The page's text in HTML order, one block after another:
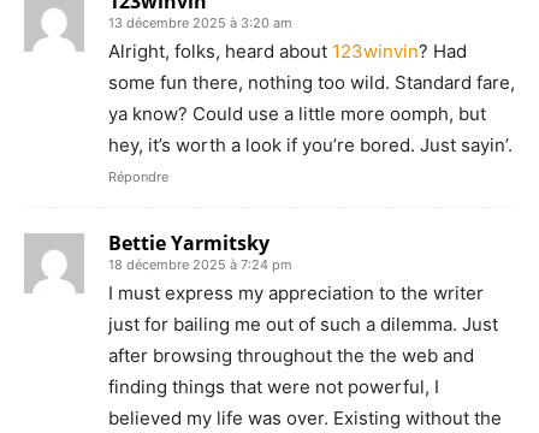
13 décembre 2025 à 3:20 am
Alright, folks, heard about 123winvin? Had
some fun there, nothing too wild. Standard fare,
ya know? Could use a little more oomph, but
hey, it’s worth a look if you’re bored. Just sayin’.
Répondre
Bettie Yarmitsky
18 décembre 2025 à 7:24 pm
I must express my appreciation to the writer
just for bailing me out of such a dilemma. Just
after browsing throughout the the web and
finding things that were not powerful, I
believed my life was over. Existing without the